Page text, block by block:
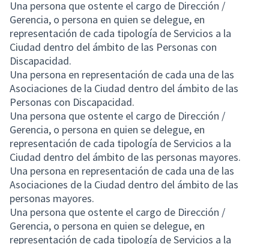
Una persona que ostente el cargo de Dirección /
Gerencia, o persona en quien se delegue, en
representación de cada tipología de Servicios a la
Ciudad dentro del ámbito de las Personas con
Discapacidad.
Una persona en representación de cada una de las
Asociaciones de la Ciudad dentro del ámbito de las
Personas con Discapacidad.
Una persona que ostente el cargo de Dirección /
Gerencia, o persona en quien se delegue, en
representación de cada tipología de Servicios a la
Ciudad dentro del ámbito de las personas mayores.
Una persona en representación de cada una de las
Asociaciones de la Ciudad dentro del ámbito de las
personas mayores.
Una persona que ostente el cargo de Dirección /
Gerencia, o persona en quien se delegue, en
representación de cada tipología de Servicios a la